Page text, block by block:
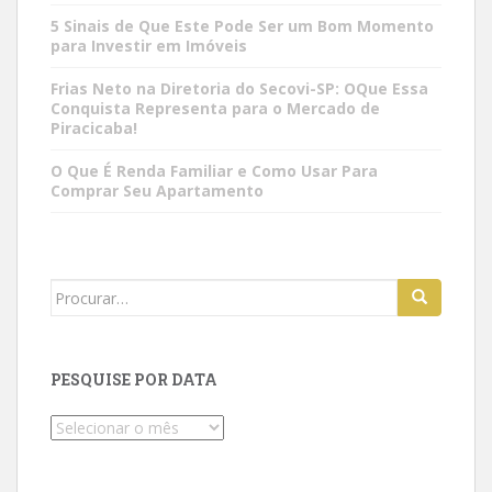
5 Sinais de Que Este Pode Ser um Bom Momento
para Investir em Imóveis
Frias Neto na Diretoria do Secovi-SP: OQue Essa
Conquista Representa para o Mercado de
Piracicaba!
O Que É Renda Familiar e Como Usar Para
Comprar Seu Apartamento
Search
PESQUISE POR DATA
Pesquise